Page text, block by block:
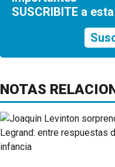
SUSCRIBITE a
NOTAS